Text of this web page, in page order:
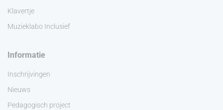
Klavertje
Muzieklabo Inclusief
Informatie
Inschrijvingen
Nieuws
Pedagogisch project